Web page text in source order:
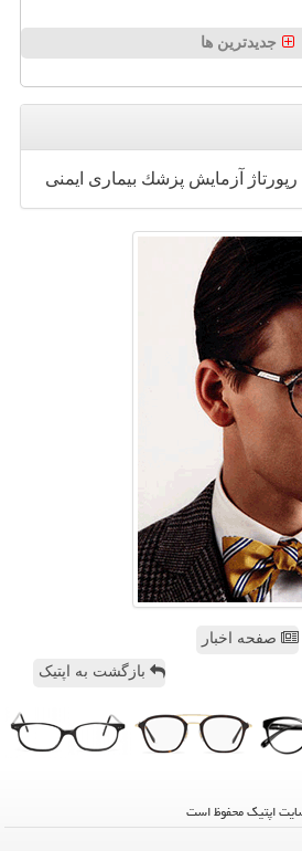
جدیدترین ها
رپورتاژ آزمایش پزشك بیماری ایمنی
صفحه اخبار
بازگشت به اپتیک